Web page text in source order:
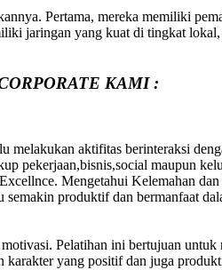
Pertama, mereka memiliki
jaringan yang kuat di tingkat
KAMI :
aktifitas berinteraksi
pekerjaan,bisnis,social maupun
Mengetahui Kelemahan
produktif dan bermanfaat
Pelatihan ini bertujuan
karakter yang positif dan juga